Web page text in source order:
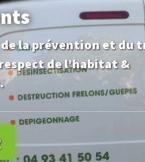
la prévention et du
de l’habitat &